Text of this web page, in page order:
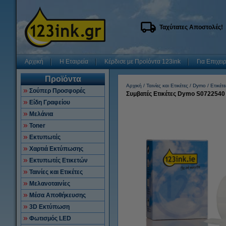
Ταχύτατες Αποστολές!
Αρχική Η Εταιρεία Κέρδισε με Προϊόντα 123ink Για
Προϊόντα
Σούπερ Προσφορές
Είδη Γραφείου
Μελάνια
Toner
Εκτυπωτές
Χαρτιά Εκτύπωσης
Εκτυπωτές Ετικετών
Ταινίες και Ετικέτες
Μελανοταινίες
Μέσα Αποθήκευσης
3D Εκτύπωση
Φωτισμός LED
Αρχική Ταινίες και Ετικέτες Dymo
Συμβατές Ετικέτες Dymo